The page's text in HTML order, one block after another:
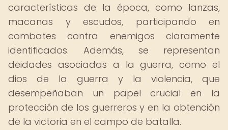
características de la época, como lanzas,
macanas y escudos, participando en
combates contra enemigos claramente
identificados. Además, se representan
deidades asociadas a la guerra, como el
dios de la guerra y la violencia, que
desempeñaban un papel crucial en la
protección de los guerreros y en la obtención
de la victoria en el campo de batalla.